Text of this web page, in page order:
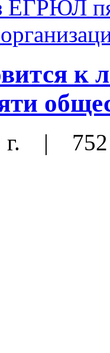
к
| 752